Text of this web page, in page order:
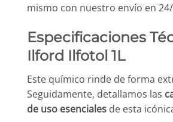
mismo con nuestro envío en
Especificaciones
Ilford Ilfotol 1L
Este químico rinde de forma
Seguidamente, detallamos las
de uso esenciales de esta